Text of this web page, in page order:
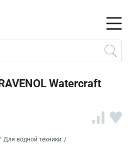
Watercraft
Для водной техники /